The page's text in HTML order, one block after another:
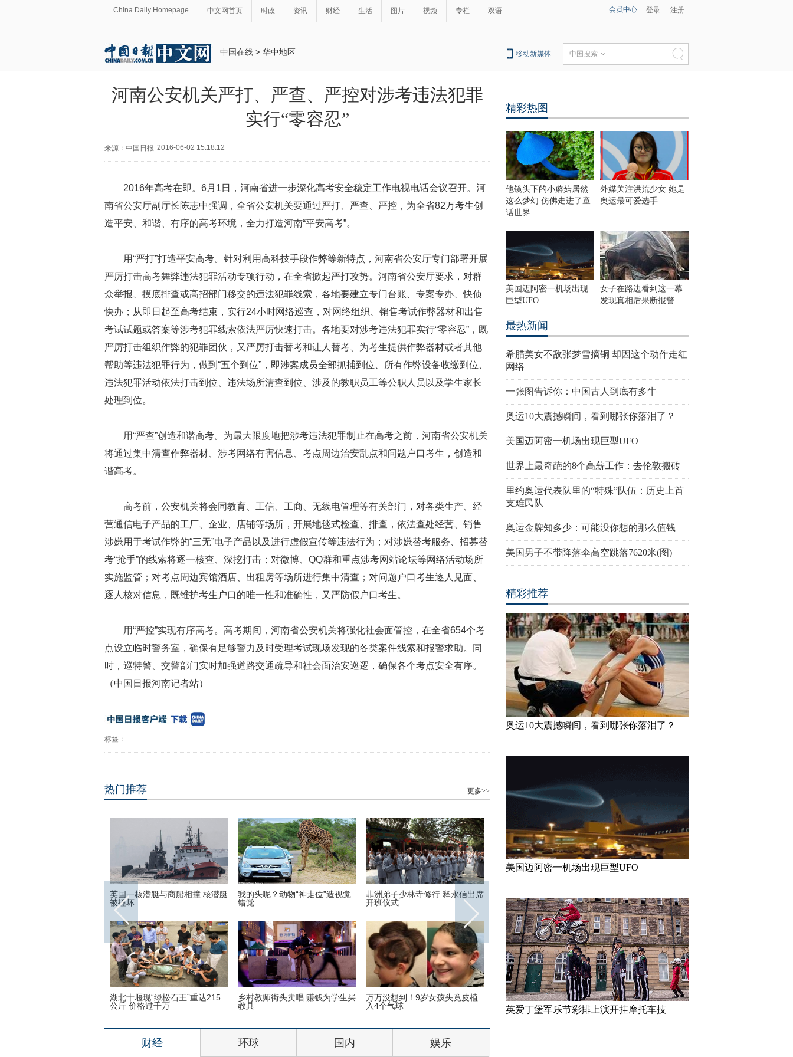
China Daily Homepage 中文网首页 时政 资讯 财经 生活 图片 视频 专栏 双语 会员中心 登录 注册
中国在线 > 华中地区 移动新媒体 中国搜索
河南公安机关严打、严查、严控对涉考违法犯罪
实行“零容忍”
来源：中国日报 2016-06-02 15:18:12
2016年高考在即。6月1日，河南省进一步深化高考安全稳定工作电视电话会议召开。河
南省公安厅副厅长陈志中强调，全省公安机关要通过严打、严查、严控，为全省82万考生创
造平安、和谐、有序的高考环境，全力打造河南“平安高考”。
用“严打”打造平安高考。针对利用高科技手段作弊等新特点，河南省公安厅专门部署开展
严厉打击高考舞弊违法犯罪活动专项行动，在全省掀起严打攻势。河南省公安厅要求，对群
众举报、摸底排查或高招部门移交的违法犯罪线索，各地要建立专门台账、专案专办、快侦
快办；从即日起至高考结束，实行24小时网络巡查，对网络组织、销售考试作弊器材和出售
考试试题或答案等涉考犯罪线索依法严厉快速打击。各地要对涉考违法犯罪实行“零容忍”，既
严厉打击组织作弊的犯罪团伙，又严厉打击替考和让人替考、为考生提供作弊器材或者其他
帮助等违法犯罪行为，做到“五个到位”，即涉案成员全部抓捕到位、所有作弊设备收缴到位、
违法犯罪活动依法打击到位、违法场所清查到位、涉及的教职员工等公职人员以及学生家长
处理到位。
用“严查”创造和谐高考。为最大限度地把涉考违法犯罪制止在高考之前，河南省公安机关
将通过集中清查作弊器材、涉考网络有害信息、考点周边治安乱点和问题户口考生，创造和
谐高考。
高考前，公安机关将会同教育、工信、工商、无线电管理等有关部门，对各类生产、经
营通信电子产品的工厂、企业、店铺等场所，开展地毯式检查、排查，依法查处经营、销售
涉嫌用于考试作弊的“三无”电子产品以及进行虚假宣传等违法行为；对涉嫌替考服务、招募替
考“抢手”的线索将逐一核查、深挖打击；对微博、QQ群和重点涉考网站论坛等网络活动场所
实施监管；对考点周边宾馆酒店、出租房等场所进行集中清查；对问题户口考生逐人见面、
逐人核对信息，既维护考生户口的唯一性和准确性，又严防假户口考生。
用“严控”实现有序高考。高考期间，河南省公安机关将强化社会面管控，在全省654个考
点设立临时警务室，确保有足够警力及时受理考试现场发现的各类案件线索和报警求助。同
时，巡特警、交警部门实时加强道路交通疏导和社会面治安巡逻，确保各个考点安全有序。
（中国日报河南记者站）
标签：
热门推荐 更多>>
美国迈阿密一机场出现巨型UFO 高墙之内：探访泰国重刑犯监狱
半睁
“双头姐妹”共享一个身体 已大学
三万英尺高空下的地球 没想到竟
巴西：2016里约动漫节精彩上演
花式Cosplay美女趣味十足
我的头呢？动物“神走位”造视觉
非洲弟子少林寺修行 释永信出席
开班仪式
乡村教师街头卖唱 赚钱为学生买
万万没想到！9岁女孩头竟皮植
入4个气球
财经 环球 国内 娱乐
精彩热图
他镜头下的小蘑菇居然
这么梦幻 仿佛走进了童
话世界
外媒关注洪荒少女 她是
奥运最可爱选手
美国迈阿密一机场出现
巨型UFO
女子在路边看到这一幕
发现真相后果断报警
最热新闻
希腊美女不敌张梦雪摘铜 却因这个动作走红
网络
一张图告诉你：中国古人到底有多牛
奥运10大震撼瞬间，看到哪张你落泪了？
美国迈阿密一机场出现巨型UFO
世界上最奇葩的8个高薪工作：去伦敦搬砖
里约奥运代表队里的“特殊”队伍：历史上首
支难民队
奥运金牌知多少：可能没你想的那么值钱
美国男子不带降落伞高空跳落7620米(图)
精彩推荐
奥运10大震撼瞬间，看到哪张你落泪了？
美国迈阿密一机场出现巨型UFO
英爱丁堡军乐节彩排上演开挂摩托车技